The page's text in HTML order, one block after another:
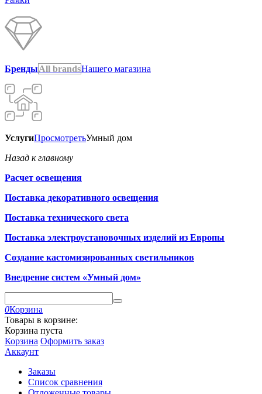
БрендыAll brandsНашего магазина
УслугиПросмотретьУмный дом
Назад к главному
Расчет освещения
Поставка декоративного освещения
Поставка технического света
Поставка электроустановочных изделий из Европы
Создание кастомизированных светильников
Внедрение систем «Умный дом»
0Корзина
Товары в корзине:
Корзина пуста
Корзина Оформить заказ
Аккаунт
Заказы
Список сравнения